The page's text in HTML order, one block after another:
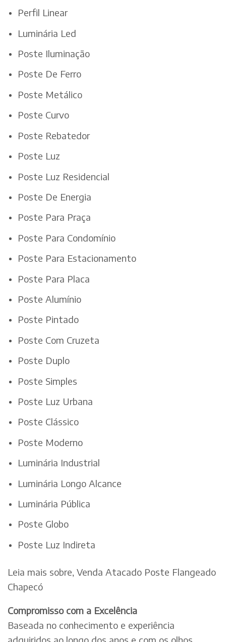
Perfil Linear
Luminária Led
Poste Iluminação
Poste De Ferro
Poste Metálico
Poste Curvo
Poste Rebatedor
Poste Luz
Poste Luz Residencial
Poste De Energia
Poste Para Praça
Poste Para Condomínio
Poste Para Estacionamento
Poste Para Placa
Poste Alumínio
Poste Pintado
Poste Com Cruzeta
Poste Duplo
Poste Simples
Poste Luz Urbana
Poste Clássico
Poste Moderno
Luminária Industrial
Luminária Longo Alcance
Luminária Pública
Poste Globo
Poste Luz Indireta
Leia mais sobre, Venda Atacado Poste Flangeado
Chapecó
Compromisso com a Excelência
Baseada no conhecimento e experiência